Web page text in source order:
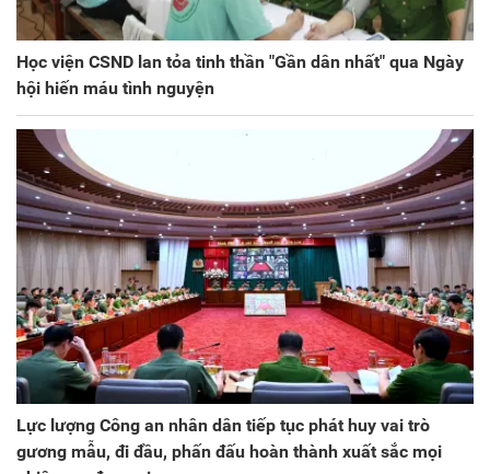
Học viện CSND lan tỏa tinh thần "Gần dân nhất" qua Ngày
hội hiến máu tình nguyện
Lực lượng Công an nhân dân tiếp tục phát huy vai trò
gương mẫu, đi đầu, phấn đấu hoàn thành xuất sắc mọi